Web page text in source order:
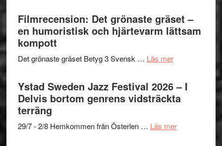
titlar
i
Shahab
Mehrabi
till
Kulturs
Filmrecension: Det grönaste gräset –
en humoristisk och hjärtevarm lättsam
kompott
Det grönaste gräset Betyg 3 Svensk … Läs merom
Filmrecension:
Det
grönaste
gräset
en
Ystad Sweden Jazz Festival 2026 – I
Delvis bortom genrens vidsträckta
terräng
29/7 - 2/8 Hemkommen från Österlen … Läs merom